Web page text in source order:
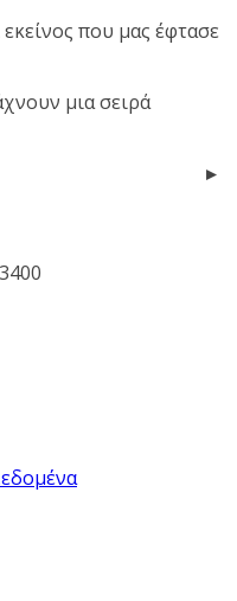
που μας έφτασε
μια σειρά